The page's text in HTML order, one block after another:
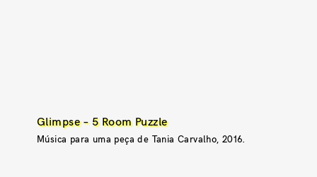
Glimpse – 5 Room Puzzle
Música para uma peça de Tania Carvalho, 2016.